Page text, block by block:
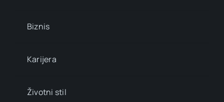
Biznis
Karijera
Životni stil